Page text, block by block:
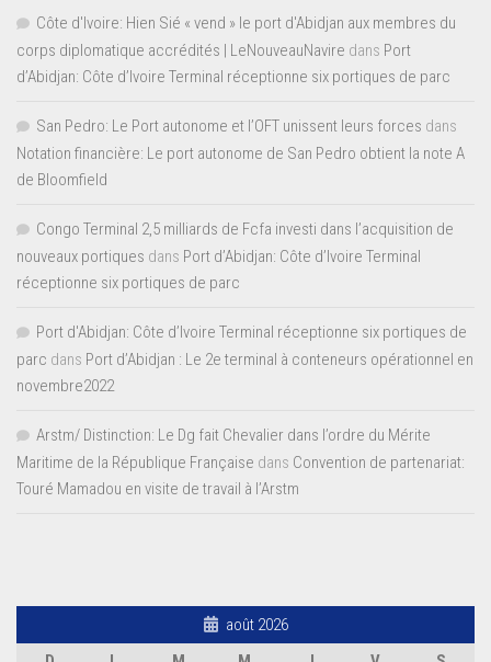
Côte d'Ivoire: Hien Sié « vend » le port d'Abidjan aux membres du
corps diplomatique accrédités | LeNouveauNavire dans Port
d’Abidjan: Côte d’Ivoire Terminal réceptionne six portiques de parc
San Pedro: Le Port autonome et l’OFT unissent leurs forces dans
Notation financière: Le port autonome de San Pedro obtient la note A
de Bloomfield
Congo Terminal 2,5 milliards de Fcfa investi dans l’acquisition de
nouveaux portiques dans Port d’Abidjan: Côte d’Ivoire Terminal
réceptionne six portiques de parc
Port d'Abidjan: Côte d’Ivoire Terminal réceptionne six portiques de
parc dans Port d’Abidjan : Le 2e terminal à conteneurs opérationnel en
novembre2022
Arstm/ Distinction: Le Dg fait Chevalier dans l’ordre du Mérite
Maritime de la République Française dans Convention de partenariat:
Touré Mamadou en visite de travail à l’Arstm
août 2026